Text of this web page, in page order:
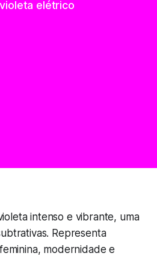
elétrico
intenso e vibrante, uma
Representa
modernidade e